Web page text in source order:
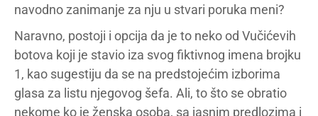
navodno zanimanje za nju u stvari poruka meni?
Naravno, postoji i opcija da je to neko od Vučićevih
botova koji je stavio iza svog fiktivnog imena brojku
1, kao sugestiju da se na predstojećim izborima
glasa za listu njegovog šefa. Ali, to što se obratio
nekome ko je ženska osoba, sa jasnim predlozima i